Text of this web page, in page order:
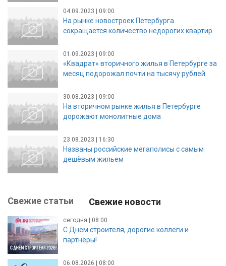
04.09.2023 | 09:00
На рынке новостроек Петербурга
сокращается количество недорогих квартир
01.09.2023 | 09:00
«Квадрат» вторичного жилья в Петербурге за
месяц подорожал почти на тысячу рублей
30.08.2023 | 09:00
На вторичном рынке жилья в Петербурге
дорожают монолитные дома
23.08.2023 | 16:30
Названы российские мегаполисы с самым
дешёвым жильем
Свежие статьи Свежие новости
сегодня | 08:00
С Днём строителя, дорогие коллеги и
партнёры!
06.08.2026 | 08:00